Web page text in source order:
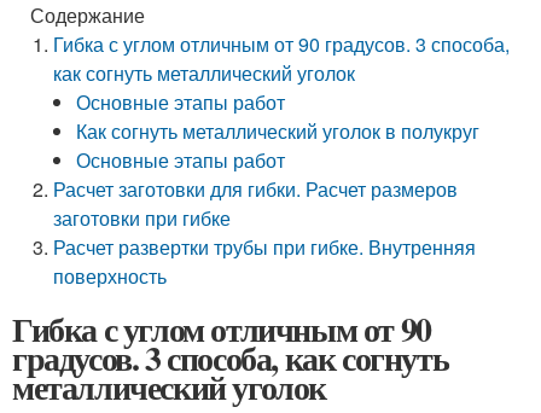
Содержание
Гибка с углом отличным от 90 градусов. 3 способа,
как согнуть металлический уголок
Основные этапы работ
Как согнуть металлический уголок в полукруг
Основные этапы работ
Расчет заготовки для гибки. Расчет размеров
заготовки при гибке
Расчет развертки трубы при гибке. Внутренняя
поверхность
Гибка с углом отличным от 90
градусов. 3 способа, как согнуть
металлический уголок